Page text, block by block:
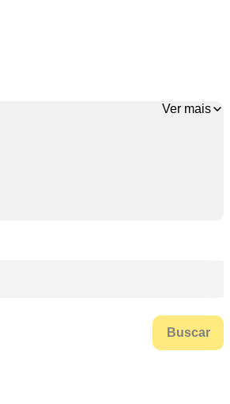
Ver mais
Buscar